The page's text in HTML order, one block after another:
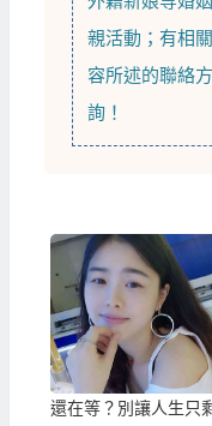
親活動；有相
容所述的聯絡
詢！
還在等？別讓人生只